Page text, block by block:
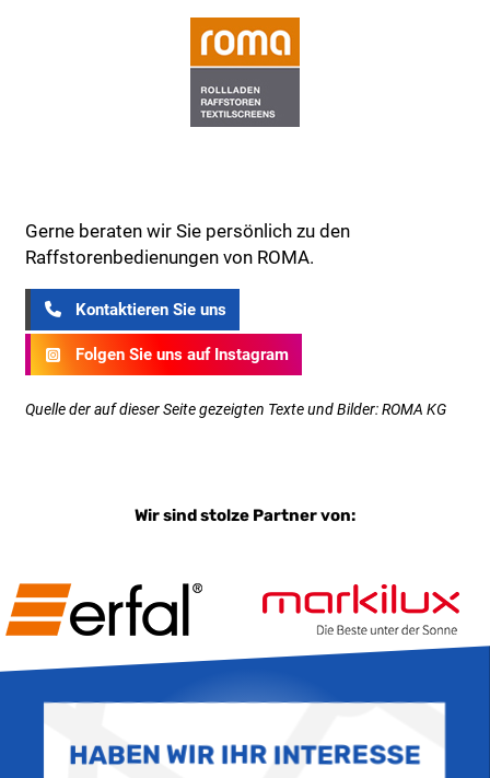
Gerne beraten wir Sie persönlich zu den
Raffstorenbedienungen von ROMA.
Kontaktieren Sie uns
Folgen Sie uns auf Instagram
Quelle der auf dieser Seite gezeigten Texte und Bilder: ROMA KG
Wir sind stolze Partner von:
HABEN WIR IHR INTERESSE